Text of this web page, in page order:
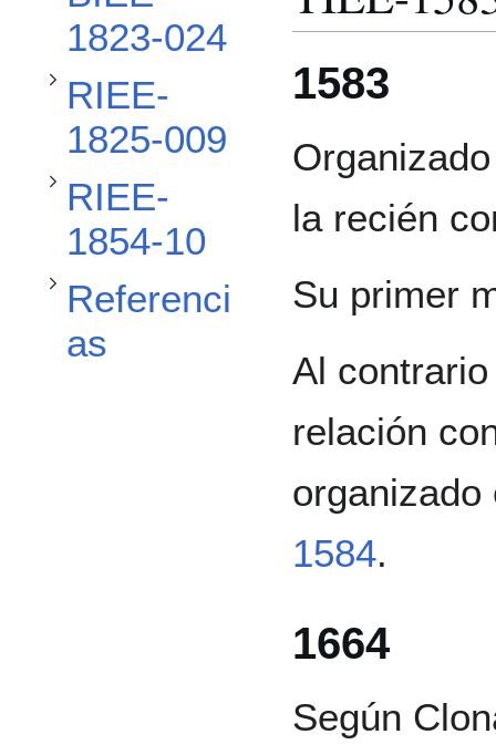
1823-024
RIEE-
1825-009
RIEE-
1854-10
Alternar subsección RIEE-1854-10
Referenci
as
Alternar subsección Referencias
1583
la recién
Su primer
Al
relación
1584.
1664
Según